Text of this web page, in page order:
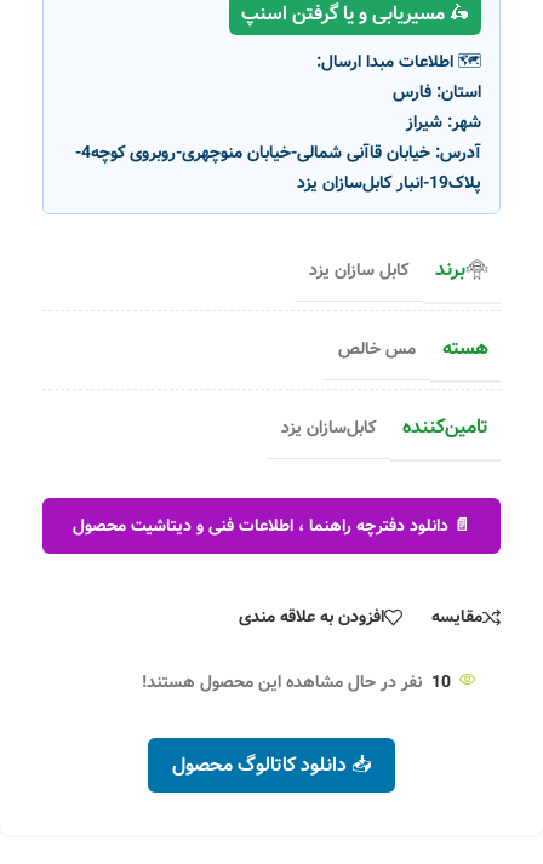
🛵 مسیریابی و یا گرفتن اسنپ
🗺️ اطلاعات مبدا ارسال:
استان: فارس
شهر: شیراز
آدرس:
خیابان قاآنی شمالی-خیابان منوچهری-روبروی کوچه4-
پلاک19-انبار کابل‌سازان یزد
برند کابل سازان یزد
هسته مس خالص
تامین‌کننده کابل‌سازان یزد
📄 دانلود دفترچه راهنما ، اطلاعات فنی و دیتاشیت محصول
مقایسه افزودن به علاقه مندی
10 نفر در حال مشاهده این محصول هستند!
📥 دانلود کاتالوگ محصول